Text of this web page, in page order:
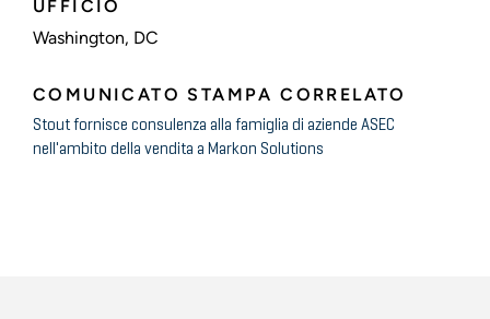
UFFICIO
Washington, DC
COMUNICATO STAMPA CORRELATO
Stout fornisce consulenza alla famiglia di aziende ASEC
nell'ambito della vendita a Markon Solutions